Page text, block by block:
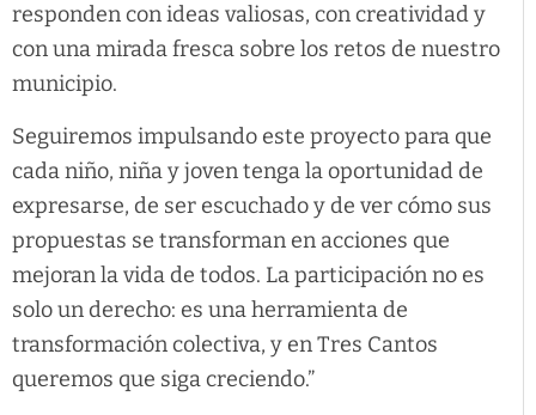
responden con ideas valiosas, con creatividad y
con una mirada fresca sobre los retos de nuestro
municipio.
Seguiremos impulsando este proyecto para que
cada niño, niña y joven tenga la oportunidad de
expresarse, de ser escuchado y de ver cómo sus
propuestas se transforman en acciones que
mejoran la vida de todos. La participación no es
solo un derecho: es una herramienta de
transformación colectiva, y en Tres Cantos
queremos que siga creciendo.”